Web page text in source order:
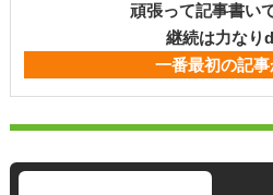
頑張って記事書い
継続は力なり
一番最初の記